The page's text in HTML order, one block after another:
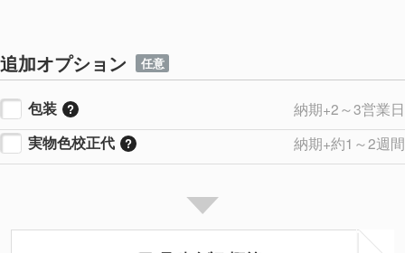
追加オプション 任意
包装
納期+2～3営業日
実物色校正代
納期+約1～2週間